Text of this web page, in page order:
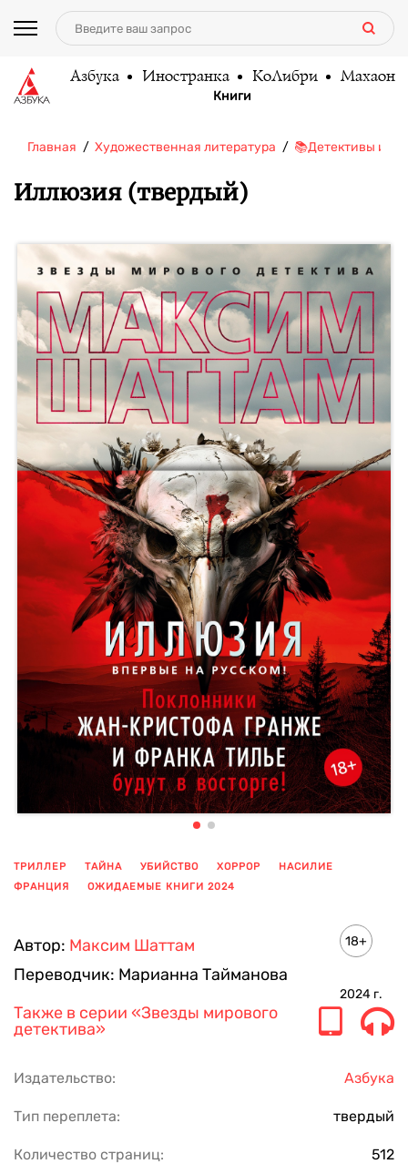
Азбука Иностранка КоЛибри Махаон
Книги
Главная Художественная литература 📚Детективы и
Иллюзия (твердый)
ТРИЛЛЕР ТАЙНА УБИЙСТВО ХОРРОР
НАСИЛИЕ
ФРАНЦИЯ
ОЖИДАЕМЫЕ КНИГИ 2024
Автор: Максим Шаттам
Переводчик: Марианна Тайманова
18+
2024 г.
Также в серии «Звезды мирового
детектива»
Издательство: Азбука
Тип переплета: твердый
Количество страниц: 512